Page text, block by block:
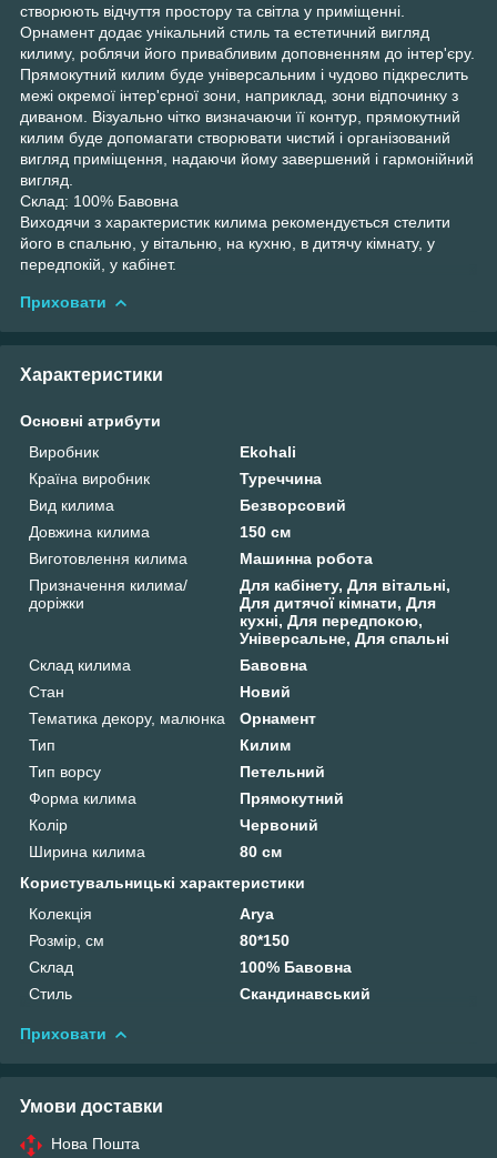
створюють відчуття простору та світла у приміщенні.
Орнамент додає унікальний стиль та естетичний вигляд
килиму, роблячи його привабливим доповненням до інтер'єру.
Прямокутний килим буде універсальним і чудово підкреслить
межі окремої інтер'єрної зони, наприклад, зони відпочинку з
диваном. Візуально чітко визначаючи її контур, прямокутний
килим буде допомагати створювати чистий і організований
вигляд приміщення, надаючи йому завершений і гармонійний
вигляд.
Склад: 100% Бавовна
Виходячи з характеристик килима рекомендується стелити
його в спальню, у вітальню, на кухню, в дитячу кімнату, у
передпокій, у кабінет.
Приховати
Характеристики
Основні атрибути
Виробник
Ekohali
Країна виробник
Туреччина
Вид килима
Безворсовий
Довжина килима
150 см
Виготовлення килима
Машинна робота
Призначення килима/
доріжки
Для кабінету, Для вітальні,
Для дитячої кімнати, Для
кухні, Для передпокою,
Універсальне, Для спальні
Склад килима
Бавовна
Стан
Новий
Тематика декору, малюнка
Орнамент
Тип
Килим
Тип ворсу
Петельний
Форма килима
Прямокутний
Колір
Червоний
Ширина килима
80 см
Користувальницькі характеристики
Колекція
Arya
Розмір, см
80*150
Склад
100% Бавовна
Стиль
Скандинавський
Приховати
Умови доставки
Нова Пошта